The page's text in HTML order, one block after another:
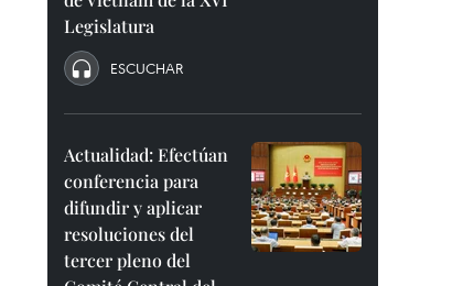
Legislatura
ESCUCHAR
Actualidad: Efectúan
conferencia para
difundir y aplicar
resoluciones del
tercer pleno del